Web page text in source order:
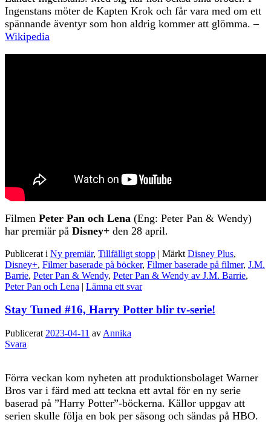
Ingenstans möter de Kapten Krok och får vara med om ett
spännande äventyr som hon aldrig kommer att glömma. –
Wikipedia
Filmen Peter Pan och Lena (Eng: Peter Pan & Wendy)
har premiär på Disney+ den 28 april.
Publicerat i Ny premiär, Tillfälligt stopp | Märkt Disney Plus,
Disney+, Filmer baserade på böcker, Filmer baserade på filmer, J.M.
Barrie, Peter Pan & Wendy, Peter Pan & Wendy av J.M. Barrie,
Peter Pan och Lena | Lämna ett svar
Stay Tuned #16, Harry Potter blir tv-serie!
Publicerat 2023-04-11 av Annika
Svara
Förra veckan kom nyheten att produktionsbolaget Warner
Bros var i färd med att teckna ett avtal för en ny serie
baserad på ”Harry Potter”-böckerna. Källor uppgav att
serien skulle följa en bok per säsong och sändas på HBO.